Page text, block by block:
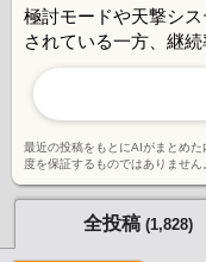
極討モードや天撃シ
されている一方、継
能には期待値とのギ
べし短縮など攻略要
ザー間で活発な情報
に成功している機種と
最近の投稿をもとにAIがまとめ
度を保証するものではありません
全投稿 (1,828)